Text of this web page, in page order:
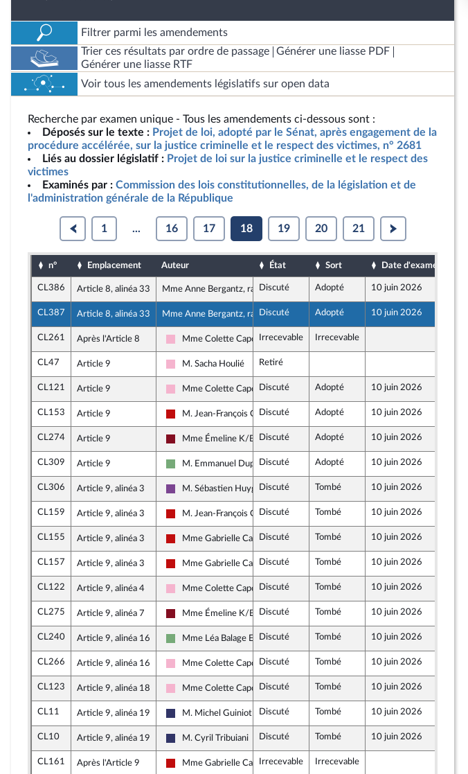
Filtrer parmi les amendements
Trier ces résultats par ordre de passage
Générer une liasse PDF
Générer une liasse RTF
Voir tous les amendements législatifs sur open data
Recherche par examen unique - Tous les amendements ci-dessous sont :
Déposés sur le texte : Projet de loi, adopté par le Sénat, après engagement de la
procédure accélérée, sur la justice criminelle et le respect des victimes, n° 2681
Liés au dossier législatif : Projet de loi sur la justice criminelle et le respect des
victimes
Examinés par : Commission des lois constitutionnelles, de la législation et de
l'administration générale de la République
1 ... 16 17 18 19 20 21
n° Emplacement Auteur État Sort Date d'examen
CL386 Article 8, alinéa 33 Mme Anne Bergantz, rapporteure
Discuté Adopté 10 juin 2026
CL387 Article 8, alinéa 33 Mme Anne Bergantz, rapporteure
Discuté Adopté 10 juin 2026
CL261 Après l'Article 8
Socialistes et apparentés
Mme Colette CapdevielleIrrecevable Irrecevable
CL47 Article 9
Socialistes et apparentés
M. Sacha Houlié Retiré
CL121 Article 9
Socialistes et apparentés
Mme Colette Capdevielle
Discuté Adopté 10 juin 2026
CL153 Article 9
La France insoumise - Nouveau Front Populaire
M. Jean-François Coulomme
Discuté Adopté 10 juin 2026
CL274 Article 9
Gauche Démocrate et Républicaine
Mme Émeline K/BidiDiscuté Adopté 10 juin 2026
CL309 Article 9
Écologiste et Social
M. Emmanuel DuplessyDiscuté Adopté 10 juin 2026
CL306 Article 9, alinéa 3
Ensemble pour la République
M. Sébastien HuygheDiscuté Tombé 10 juin 2026
CL159 Article 9, alinéa 3
La France insoumise - Nouveau Front Populaire
M. Jean-François Coulomme
Discuté Tombé 10 juin 2026
CL155 Article 9, alinéa 3
La France insoumise - Nouveau Front Populaire
Mme Gabrielle CathalaDiscuté Tombé 10 juin 2026
CL157 Article 9, alinéa 3
La France insoumise - Nouveau Front Populaire
Mme Gabrielle CathalaDiscuté Tombé 10 juin 2026
CL122 Article 9, alinéa 4
Socialistes et apparentés
Mme Colette Capdevielle
Discuté Tombé 10 juin 2026
CL275 Article 9, alinéa 7
Gauche Démocrate et Républicaine
Mme Émeline K/BidiDiscuté Tombé 10 juin 2026
CL240 Article 9, alinéa 16
Écologiste et Social
Mme Léa Balage El Mariky
Discuté Tombé 10 juin 2026
CL266 Article 9, alinéa 16
Socialistes et apparentés
Mme Colette Capdevielle
Discuté Tombé 10 juin 2026
CL123 Article 9, alinéa 18
Socialistes et apparentés
Mme Colette Capdevielle
Discuté Tombé 10 juin 2026
CL11 Article 9, alinéa 19
Rassemblement National
M. Michel Guiniot Discuté Tombé 10 juin 2026
CL10 Article 9, alinéa 19
Rassemblement National
M. Cyril Tribuiani Discuté Tombé 10 juin 2026
CL161 Après l'Article 9
La France insoumise - Nouveau Front Populaire
Mme Gabrielle CathalaIrrecevable Irrecevable